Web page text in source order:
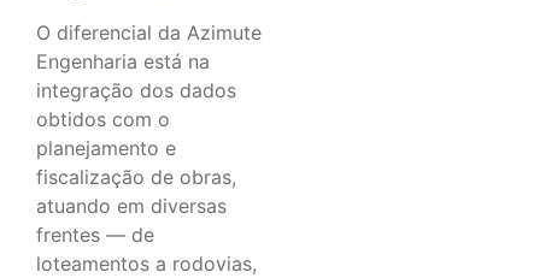
O diferencial da Azimute
Engenharia está na
integração dos dados
obtidos com o
planejamento e
fiscalização de obras,
atuando em diversas
frentes — de
loteamentos a rodovias,